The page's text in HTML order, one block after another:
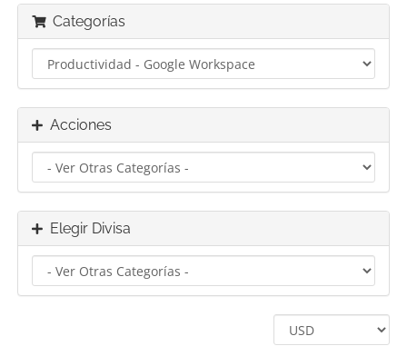
Categorías
Acciones
Elegir Divisa